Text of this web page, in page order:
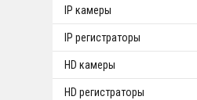
IP камеры
IP регистраторы
HD камеры
HD регистраторы